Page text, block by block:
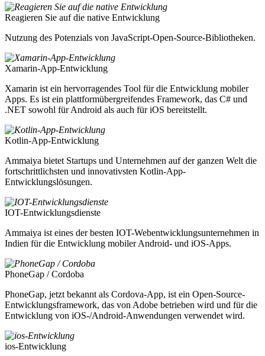
Reagieren Sie auf die native Entwicklung
Nutzung des Potenzials von JavaScript-Open-Source-Bibliotheken.
Xamarin-App-Entwicklung
Xamarin ist ein hervorragendes Tool für die Entwicklung mobiler
Apps. Es ist ein plattformübergreifendes Framework, das C# und
.NET sowohl für Android als auch für iOS bereitstellt.
Kotlin-App-Entwicklung
Ammaiya bietet Startups und Unternehmen auf der ganzen Welt die
fortschrittlichsten und innovativsten Kotlin-App-
Entwicklungslösungen.
IOT-Entwicklungsdienste
Ammaiya ist eines der besten IOT-Webentwicklungsunternehmen in
Indien für die Entwicklung mobiler Android- und iOS-Apps.
PhoneGap / Cordoba
PhoneGap, jetzt bekannt als Cordova-App, ist ein Open-Source-
Entwicklungsframework, das von Adobe betrieben wird und für die
Entwicklung von iOS-/Android-Anwendungen verwendet wird.
ios-Entwicklung